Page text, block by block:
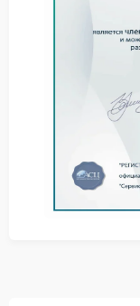
Для снижения
не
обеспечьте
Даже при
требуется при
Когда щелчки